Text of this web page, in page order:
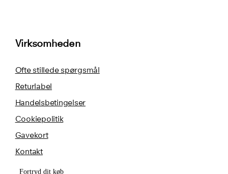
Virksomheden
Ofte stillede spørgsmål
Returlabel
Handelsbetingelser
Cookiepolitik
Gavekort
Kontakt
Fortryd dit køb